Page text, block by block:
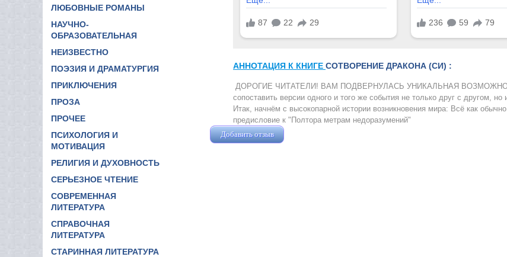
ЛЮБОВНЫЕ РОМАНЫ
НАУЧНО-
ОБРАЗОВАТЕЛЬНАЯ
НЕИЗВЕСТНО
ПОЭЗИЯ И ДРАМАТУРГИЯ
ПРИКЛЮЧЕНИЯ
ПРОЗА
ПРОЧЕЕ
ПСИХОЛОГИЯ И
МОТИВАЦИЯ
РЕЛИГИЯ И ДУХОВНОСТЬ
СЕРЬЕЗНОЕ ЧТЕНИЕ
СОВРЕМЕННАЯ
ЛИТЕРАТУРА
СПРАВОЧНАЯ
ЛИТЕРАТУРА
СТАРИННАЯ ЛИТЕРАТУРА
АННОТАЦИЯ К КНИГЕ СОТВОРЕНИЕ ДРАКОНА (СИ) :
ДОРОГИЕ ЧИТАТЕЛИ! ВАМ ПОДВЕРНУЛАСЬ УНИКАЛЬНАЯ ВОЗМОЖНОСТЬ
сопоставить версии одного и того же события не только друг с другом,
Итак, начнём с высокопарной истории возникновения мира: Всё как
предисловие к "Полтора метрам недоразумений"
Добавить отзыв